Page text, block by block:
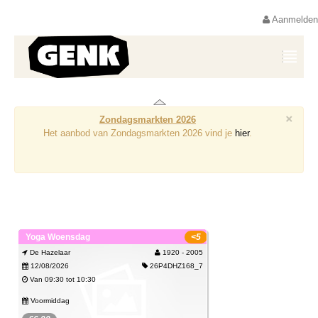
Aanmelden
×
Zondagsmarkten 2026
Het aanbod van Zondagsmarkten 2026 vind je hier.
Yoga Woensdag <5
De Hazelaar
1920 - 2005
12/08/2026
26P4DHZ168_7
Van 09:30 tot 10:30
Voormiddag